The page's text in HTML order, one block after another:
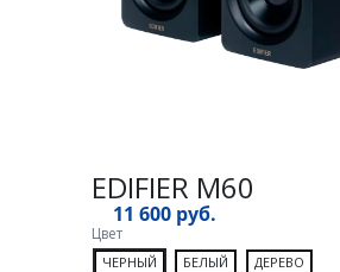
EDIFIER M60
11 600 руб.
Цвет
ЧЕРНЫЙ БЕЛЫЙ ДЕРЕВО